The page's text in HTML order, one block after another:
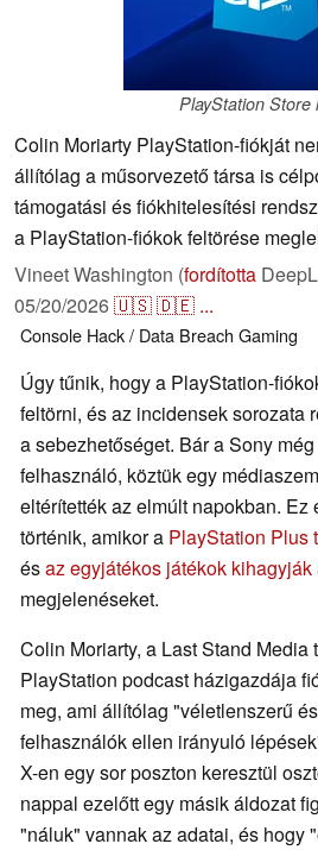
PlayStation Store
Colin Moriarty PlayStation-fiókját
állítólag a műsorvezető társa is
támogatási és fiókhitelesítési
a PlayStation-fiókok feltörése
Vineet Washington (fordította
05/20/2026🇺🇸🇩🇪 ...
Console Hack / Data Breach Gaming
Úgy tűnik, hogy a PlayStation-
feltörni, és az incidensek sorozata
a sebezhetőséget. Bár a Sony
felhasználó, köztük egy
eltérítették az elmúlt napokban. Ez
történik, amikor a PlayStation Plus
ésaz egyjátékos játékok kihagyják
megjelenéseket.
Colin Moriarty, a Last Stand Media
PlayStation podcast házigazdája
meg, ami állítólag "véletlenszerű
felhasználók ellen irányuló
X-en egy sor poszton keresztül
nappal ezelőtt egy másik áldozat
"náluk" vannak az adatai, és hogy